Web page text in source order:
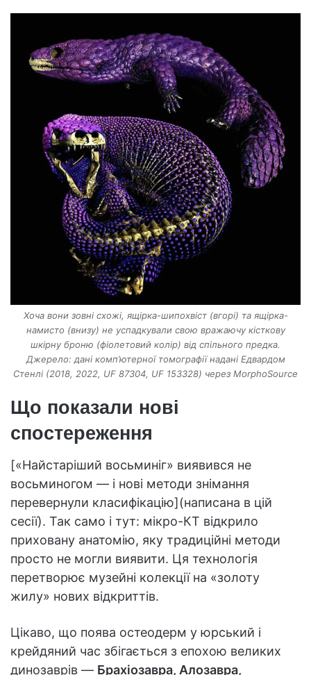
Хоча вони зовні схожі, ящірка-шипохвіст (вгорі) та ящірка-
намисто (внизу) не успадкували свою вражаючу кісткову
шкірну броню (фіолетовий колір) від спільного предка.
Джерело: дані комп’ютерної томографії надані Едвардом
Стенлі (2018, 2022, UF 87304, UF 153328) через MorphoSource
Що показали нові
спостереження
[«Найстаріший восьминіг» виявився не
восьминогом — і нові методи знімання
перевернули класифікацію](написана в цій
сесії). Так само і тут: мікро-КТ відкрило
приховану анатомію, яку традиційні методи
просто не могли виявити. Ця технологія
перетворює музейні колекції на «золоту
жилу» нових відкриттів.
Цікаво, що поява остеодерм у юрський і
крейдяний час збігається з епохою великих
динозаврів — Брахіозавра, Алозавра,